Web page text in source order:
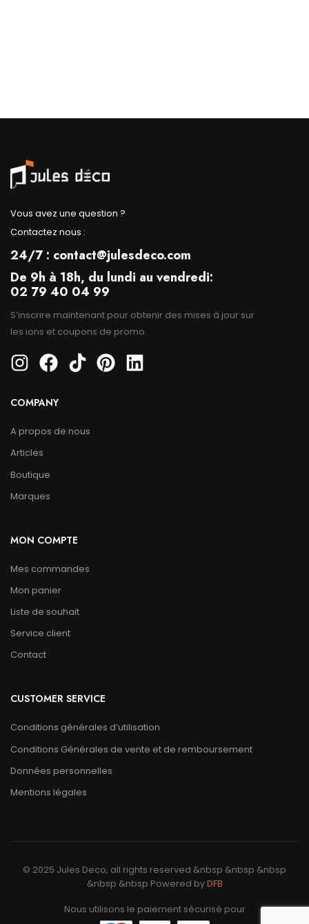
Vous avez une question ?
Contactez nous :
24/7 : contact@julesdeco.com
De 9h à 18h, du lundi au vendredi:
02 79 40 04 99
S’inscrire maintenant pour obtenir des mises à jour sur
les ions et coupons de promo.
COMPANY
A propos de nous
Articles
Boutique
Marques
MON COMPTE
Mes commandes
Mon panier
Liste de souhait
Service client
Contact
CUSTOMER SERVICE
Conditions générales d’utilisation
Conditions Générales de vente et de remboursement
Données personnelles
Mentions légales
© 2025 Jules Deco, all rights reserved &nbsp &nbsp &nbsp
&nbsp &nbsp Powered byDFB
Nous utilisons le paiement sécurisé pour